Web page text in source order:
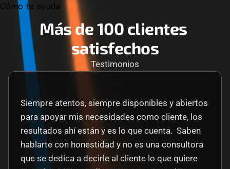
Más de 100 clientes
satisfechos
Testimonios
Siempre atentos, siempre disponibles y abiertos
para apoyar mis necesidades como cliente, los
resultados ahí están y es lo que cuenta.  Saben
hablarte con honestidad y no es una consultora
que se dedica a decirle al cliente lo que quiere
Cómo te ayuda